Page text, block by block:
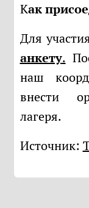
Как
Для
анкету.
наш
внести
лагеря.
Источник: